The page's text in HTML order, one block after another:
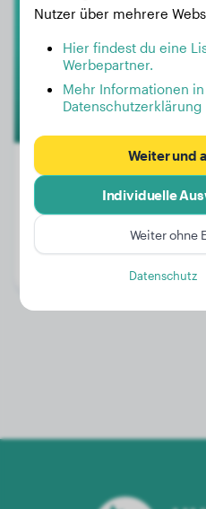
Gewicht:
Nutzer über mehrere
Hier findest du eine
Werbepartner.
Mehr Informationen
Datenschutzerklärung
Weiter und
Individuelle
Weiter ohne
Datenschutz